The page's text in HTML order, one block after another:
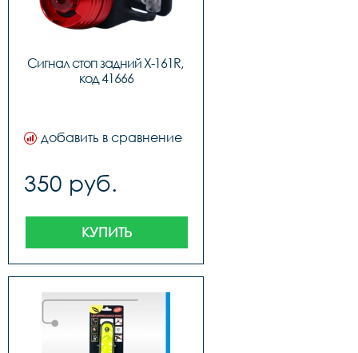
Сигнал стоп задний X-161R,
код 41666
добавить в сравнение
350 руб.
КУПИТЬ